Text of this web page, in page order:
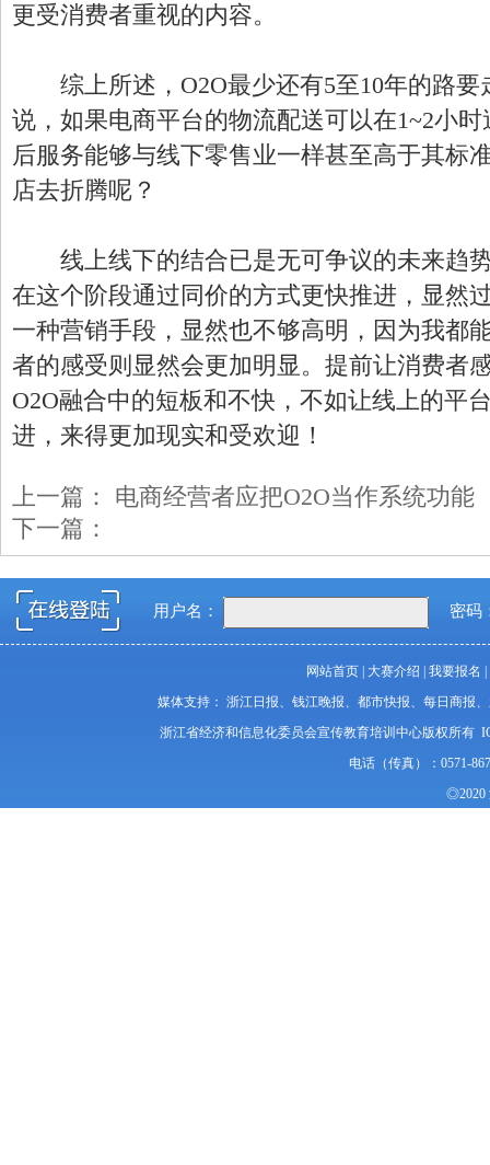
更受消费者重视的内容。
综上所述，O2O最少还有5至10年的路要
说，如果电商平台的物流配送可以在1~2小
后服务能够与线下零售业一样甚至高于其标
店去折腾呢？
线上线下的结合已是无可争议的未来趋
在这个阶段通过同价的方式更快推进，显然
一种营销手段，显然也不够高明，因为我都
者的感受则显然会更加明显。提前让消费者
O2O融合中的短板和不快，不如让线上的平
进，来得更加现实和受欢迎！
上一篇： 电商经营者应把O2O当作系统功能
下一篇：
用户名： 密码
网站首页 大赛介绍 我要报名
媒体支持： 浙江日报、钱江晚报、都市快报、每日商报
浙江省经济和信息化委员会宣传教育培训中心版权所有
电话（传真）：0571-
◎2020